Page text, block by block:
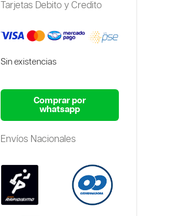
Tarjetas Debito y Credito
Sin existencias
Comprar por
whatsapp
Envíos Nacionales